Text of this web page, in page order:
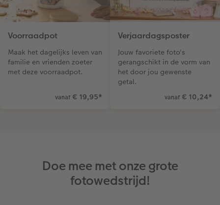
Voorraadpot
Maak het dagelijks leven van
familie en vrienden zoeter
met deze voorraadpot.
vanaf € 19,95*
Verjaardagsposter
Jouw favoriete foto's
gerangschikt in de vorm van
het door jou gewenste
getal.
vanaf € 10,24*
Doe mee met onze grote
fotowedstrijd!